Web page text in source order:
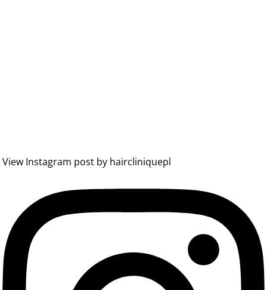
View Instagram post by haircliniquepl